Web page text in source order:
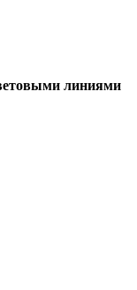
линиями